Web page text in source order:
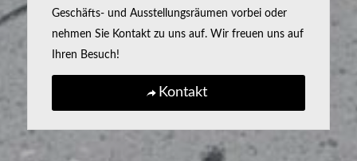
Geschäfts- und Ausstellungsräumen vorbei oder
nehmen Sie Kontakt zu uns auf. Wir freuen uns auf
Ihren Besuch!
Kontakt